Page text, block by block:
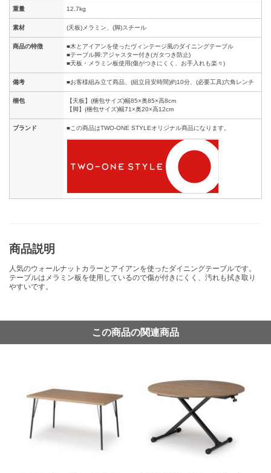
重量 12.7kg
素材 (天板)メラミン、(脚)スチール
商品の特徴
■木とアイアンを使ったヴィンテージ風のダイニングテーブル
■テーブル脚:アジャスター付き(ガタつき防止)
■天板・メラミン板使用(傷がつきにくく、お手入れも楽々)
備考 ■お客様組み立て商品、(組立目安時間)約10分、(必要工具)六角レンチ
梱包
【天板】(梱包サイズ)幅85×奥85×高8cm
【脚】(梱包サイズ)幅71×奥20×高12cm
ブランド ■この商品はTWO-ONE STYLEオリジナル商品になります。
商品説明
人気のウォールナットカラーとアイアンを使ったダイニングテーブルです。
テーブルはメラミン板を使用しているので傷が付きにくく、汚れも拭き取り
やすいです。
この商品の関連商品